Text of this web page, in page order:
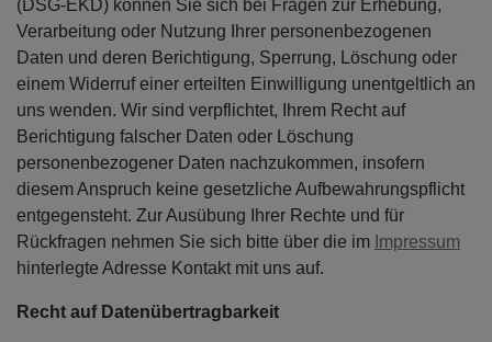
(DSG-EKD) können Sie sich bei Fragen zur Erhebung,
Verarbeitung oder Nutzung Ihrer personenbezogenen
Daten und deren Berichtigung, Sperrung, Löschung oder
einem Widerruf einer erteilten Einwilligung unentgeltlich an
uns wenden. Wir sind verpflichtet, Ihrem Recht auf
Berichtigung falscher Daten oder Löschung
personenbezogener Daten nachzukommen, insofern
diesem Anspruch keine gesetzliche Aufbewahrungspflicht
entgegensteht. Zur Ausübung Ihrer Rechte und für
Rückfragen nehmen Sie sich bitte über die im Impressum
hinterlegte Adresse Kontakt mit uns auf.
Recht auf Datenübertragbarkeit